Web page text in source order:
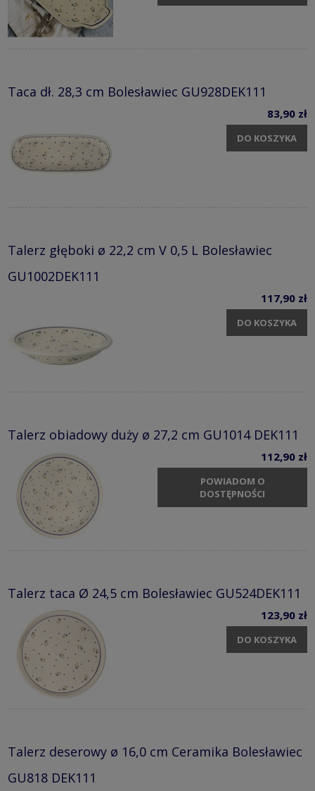
Taca dł. 28,3 cm Bolesławiec GU928DEK111
83,90 zł
DO KOSZYKA
Talerz głęboki ø 22,2 cm V 0,5 L Bolesławiec
GU1002DEK111
117,90 zł
DO KOSZYKA
Talerz obiadowy duży ø 27,2 cm GU1014 DEK111
112,90 zł
POWIADOM O
DOSTĘPNOŚCI
Talerz taca Ø 24,5 cm Bolesławiec GU524DEK111
123,90 zł
DO KOSZYKA
Talerz deserowy ø 16,0 cm Ceramika Bolesławiec
GU818 DEK111